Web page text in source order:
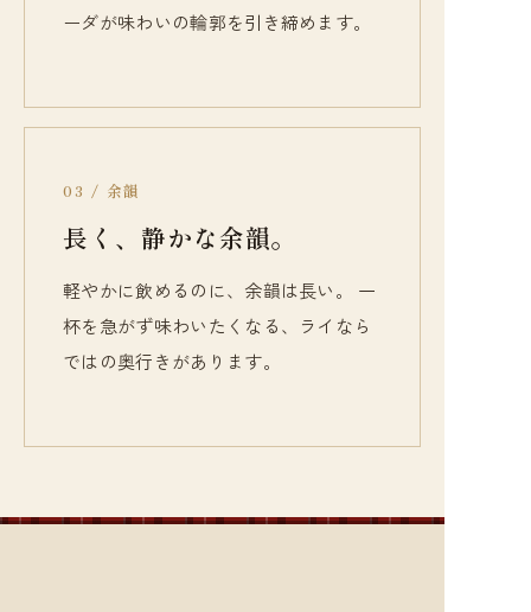
ーダが味わいの輪郭を引き締めます。
03 / 余韻
長く、静かな余韻。
軽やかに飲めるのに、余韻は長い。 一
杯を急がず味わいたくなる、ライなら
ではの奥行きがあります。